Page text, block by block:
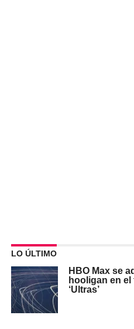
LO ÚLTIMO
HBO Max se
hooligan en
‘Ultras’